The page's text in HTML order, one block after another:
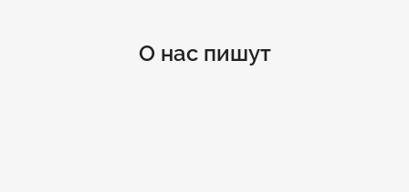
О нас пишут